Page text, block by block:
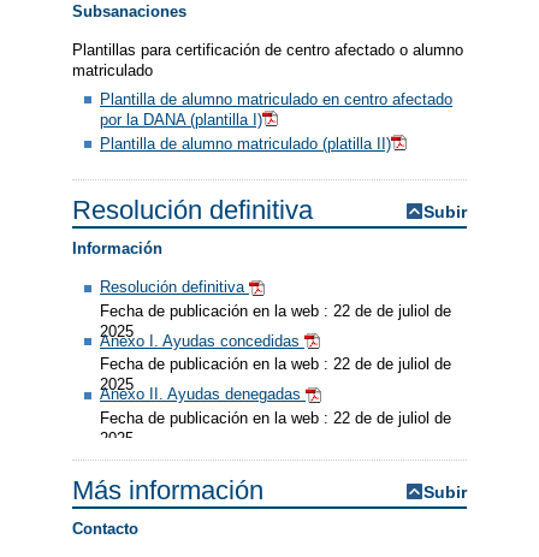
Subsanaciones
Plantillas para certificación de centro afectado o alumno
matriculado
Plantilla de alumno matriculado en centro afectado
por la DANA (plantilla I)
Plantilla de alumno matriculado (platilla II)
Resolución definitiva Subir
Información
Resolución definitiva
Fecha de publicación en la web : 22 de de juliol de
2025
Anexo I. Ayudas concedidas
Fecha de publicación en la web : 22 de de juliol de
2025
Anexo II. Ayudas denegadas
Fecha de publicación en la web : 22 de de juliol de
2025
Más información Subir
Contacto